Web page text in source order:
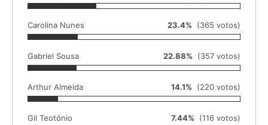
Carolina Nunes 23.4% (365 votos)
Gabriel Sousa 22.88% (357 votos)
Arthur Almeida 14.1% (220 votos)
Gil Teotónio 7.44% (116 votos)